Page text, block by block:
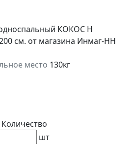
место 130кг
Количество
шт